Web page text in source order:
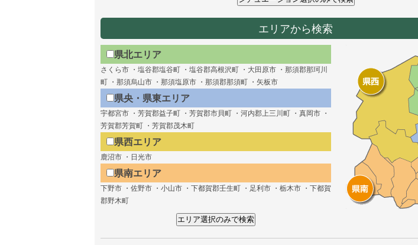
エリアから検索
県北エリア
さくら市 ・塩谷郡塩谷町 ・塩谷郡高根沢町 ・大田原市 ・那須郡那珂川
町 ・那須烏山市 ・那須塩原市 ・那須郡那須町 ・矢板市
県央・県東エリア
宇都宮市 ・芳賀郡益子町 ・芳賀郡市貝町 ・河内郡上三川町 ・真岡市 ・
芳賀郡芳賀町 ・芳賀郡茂木町
県西エリア
鹿沼市 ・日光市
県南エリア
下野市 ・佐野市 ・小山市 ・下都賀郡壬生町 ・足利市 ・栃木市 ・下都賀
郡野木町